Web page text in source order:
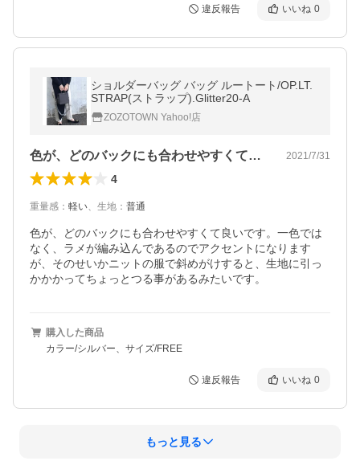
違反報告 いいね 0
ショルダーバッグ バッグ ルートート/OP.LT.
STRAP(ストラップ).Glitter20-A
ZOZOTOWN Yahoo!店
色が、どのバックにも合わせやすくて良い… 2021/7/31
4
重量感 ： 軽い、 生地 ： 普通
色が、どのバックにも合わせやすくて良いです。一色では
なく、ラメが編み込んであるのでアクセントになります
が、そのせいかニットの服で斜めがけすると、生地に引っ
かかかってちょっとつる事があるみたいです。
購入した商品
カラー/シルバー、サイズ/FREE
違反報告 いいね 0
もっと見る